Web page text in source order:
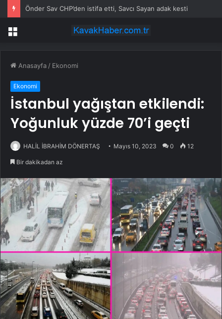
Önder Sav CHP’den istifa etti, Savcı Sayan adak kesti
Menü
Anasayfa / Ekonomi
Ekonomi
İstanbul yağıştan etkilendi:
Yoğunluk yüzde 70’i geçti
HALİL İBRAHİM DÖNERTAŞ Mayıs 10, 2023 0 12
Bir dakikadan az